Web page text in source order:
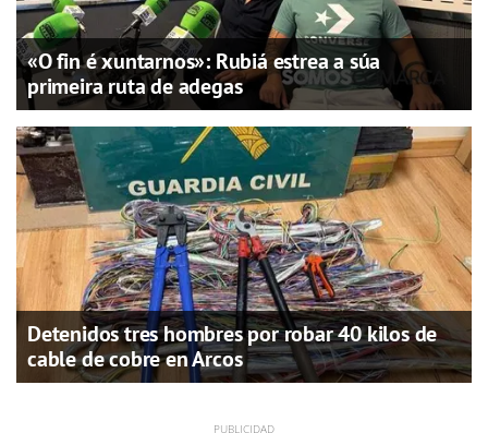
«O fin é xuntarnos»: Rubiá estrea a súa
primeira ruta de adegas
Detenidos tres hombres por robar 40 kilos de
cable de cobre en Arcos